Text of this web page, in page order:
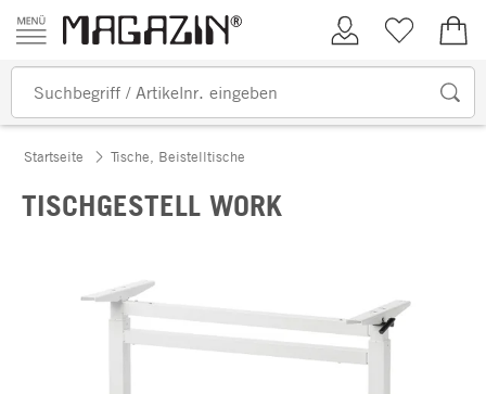
Zum Inhalt springen
Kundenkonto
Merkliste
Startseite Tische, Beistelltische
TISCHGESTELL WORK